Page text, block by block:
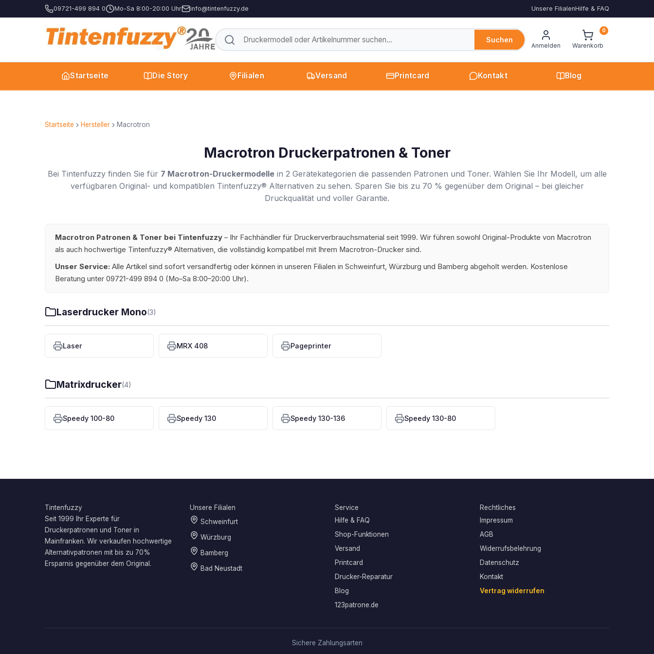
09721-499 894 0 Mo-Sa 8:00-20:00 Uhr info@tintenfuzzy.de Unsere FilialenHilfe & FAQ
Suchen
Anmelden Warenkorb
0
Startseite Die Story Filialen Versand Printcard Kontakt Blog
Startseite Hersteller Macrotron
Macrotron Druckerpatronen & Toner
Bei Tintenfuzzy finden Sie für 7 Macrotron-Druckermodellein 2 Gerätekategorien die passenden Patronen und Toner. Wählen Sie Ihr Modell, um alle
verfügbaren Original- und kompatiblen Tintenfuzzy® Alternativen zu sehen. Sparen Sie bis zu 70 % gegenüber dem Original – bei gleicher
Druckqualität und voller Garantie.
Macrotron Patronen & Toner bei Tintenfuzzy – Ihr Fachhändler für Druckerverbrauchsmaterial seit 1999. Wir führen sowohl Original-Produkte von Macrotron
als auch hochwertige Tintenfuzzy® Alternativen, die vollständig kompatibel mit Ihrem Macrotron-Drucker sind.
Unser Service: Alle Artikel sind sofort versandfertig oder können in unseren Filialen in Schweinfurt, Würzburg und Bamberg abgeholt werden. Kostenlose
Beratung unter 09721-499 894 0 (Mo–Sa 8:00–20:00 Uhr).
Laserdrucker Mono(3)
Laser MRX 408 Pageprinter
Matrixdrucker(4)
Speedy 100-80 Speedy 130 Speedy 130-136 Speedy 130-80
Tintenfuzzy
Seit 1999 Ihr Experte für
Druckerpatronen und Toner in
Mainfranken. Wir verkaufen hochwertige
Alternativpatronen mit bis zu 70%
Ersparnis gegenüber dem Original.
Unsere Filialen
Schweinfurt
Würzburg
Bamberg
Bad Neustadt
Service
Hilfe & FAQ
Shop-Funktionen
Versand
Printcard
Drucker-Reparatur
Blog
123patrone.de
Rechtliches
Impressum
AGB
Widerrufsbelehrung
Datenschutz
Kontakt
Vertrag widerrufen
Sichere Zahlungsarten